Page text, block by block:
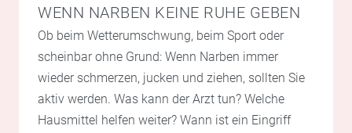
WENN NARBEN KEINE RUHE GEBEN
Ob beim Wetterumschwung, beim Sport oder
scheinbar ohne Grund: Wenn Narben immer
wieder schmerzen, jucken und ziehen, sollten Sie
aktiv werden. Was kann der Arzt tun? Welche
Hausmittel helfen weiter? Wann ist ein Eingriff